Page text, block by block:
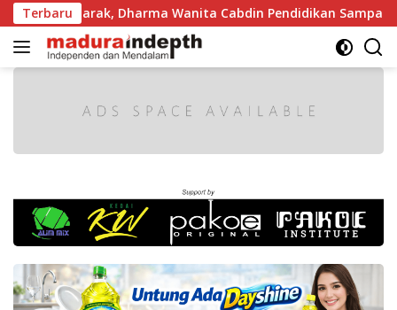
Langsung
ke
konten
Terbaru
Semarak, Dharma Wanita Cabdin Pendidikan Sampang Adu